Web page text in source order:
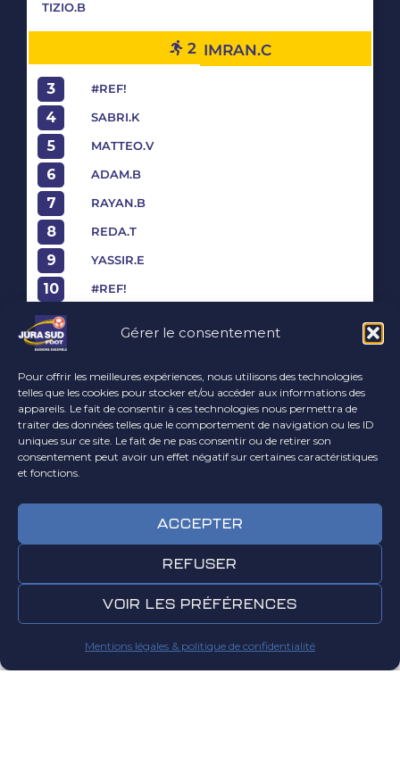
Gérer le consentement
Pour offrir les meilleures expériences, nous utilisons des technologies
telles que les cookies pour stocker et/ou accéder aux informations des
appareils. Le fait de consentir à ces technologies nous permettra de
traiter des données telles que le comportement de navigation ou les ID
uniques sur ce site. Le fait de ne pas consentir ou de retirer son
consentement peut avoir un effet négatif sur certaines caractéristiques
et fonctions.
ACCEPTER
REFUSER
VOIR LES PRÉFÉRENCES
Mentions légales & politique de confidentialité
TIZIO.B
2 IMRAN.C
3 #REF!
4 SABRI.K
5 MATTEO.V
6 ADAM.B
7 RAYAN.B
8 REDA.T
9 YASSIR.E
10 #REF!
11
12
13 #REF!
15 MATHYS.S
Ne pas oublier de prendre ses
équipements de match (gourdes, protège
tibias, crampons adaptés à la surface,
survêtements, cuissards, sous maillots)
Classement
U12-U13 D1